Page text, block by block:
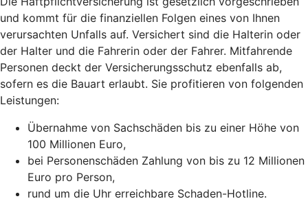
und kommt für die finanziellen Folgen eines von Ihnen
verursachten Unfalls auf. Versichert sind die Halterin oder
der Halter und die Fahrerin oder der Fahrer. Mitfahrende
Personen deckt der Versicherungsschutz ebenfalls ab,
sofern es die Bauart erlaubt. Sie profitieren von folgenden
Leistungen:
Übernahme von Sachschäden bis zu einer Höhe von
100 Millionen Euro,
bei Personenschäden Zahlung von bis zu 12 Millionen
Euro pro Person,
rund um die Uhr erreichbare Schaden-Hotline.